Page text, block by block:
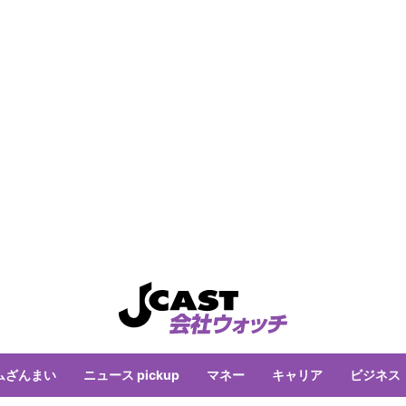
ざんまい ニュース pickup マネー キャリア ビジネス